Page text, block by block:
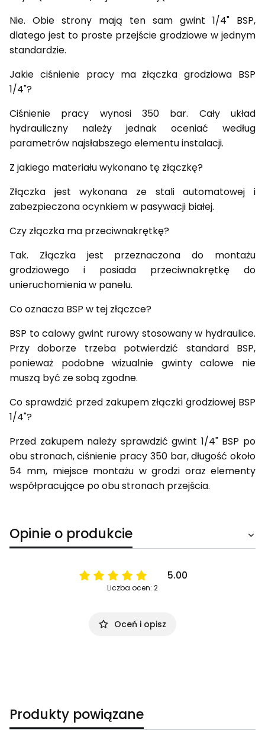
Nie. Obie strony mają ten sam gwint 1/4" BSP,
dlatego jest to proste przejście grodziowe w jednym
standardzie.
Jakie ciśnienie pracy ma złączka grodziowa BSP
1/4"?
Ciśnienie pracy wynosi 350 bar. Cały układ
hydrauliczny należy jednak oceniać według
parametrów najsłabszego elementu instalacji.
Z jakiego materiału wykonano tę złączkę?
Złączka jest wykonana ze stali automatowej i
zabezpieczona ocynkiem w pasywacji białej.
Czy złączka ma przeciwnakrętkę?
Tak. Złączka jest przeznaczona do montażu
grodziowego i posiada przeciwnakrętkę do
unieruchomienia w panelu.
Co oznacza BSP w tej złączce?
BSP to calowy gwint rurowy stosowany w hydraulice.
Przy doborze trzeba potwierdzić standard BSP,
ponieważ podobne wizualnie gwinty calowe nie
muszą być ze sobą zgodne.
Co sprawdzić przed zakupem złączki grodziowej BSP
1/4"?
Przed zakupem należy sprawdzić gwint 1/4" BSP po
obu stronach, ciśnienie pracy 350 bar, długość około
54 mm, miejsce montażu w grodzi oraz elementy
współpracujące po obu stronach przejścia.
Opinie o produkcie
5.00
Liczba ocen: 2
Oceń i opisz
Produkty powiązane